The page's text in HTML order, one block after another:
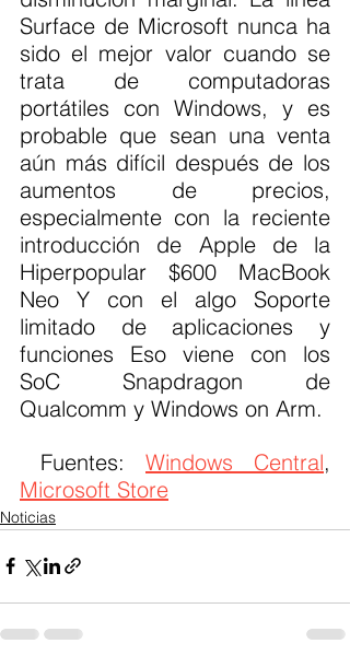
Surface de Microsoft nunca ha
sido el mejor valor cuando se
trata de computadoras
portátiles con Windows, y es
probable que sean una venta
aún más difícil después de los
aumentos de precios,
especialmente con la reciente
introducción de Apple de la
Hiperpopular $600 MacBook
Neo Y con el algo Soporte
limitado de aplicaciones y
funciones Eso viene con los
SoC Snapdragon de
Qualcomm y Windows on Arm.
Fuentes: Windows Central
Microsoft Store
Noticias